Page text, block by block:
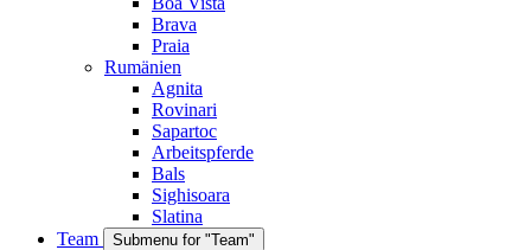
Brava
Praia
Rumänien
Agnita
Rovinari
Sapartoc
Arbeitspferde
Bals
Sighisoara
Slatina
Team
Submenu for "Team"